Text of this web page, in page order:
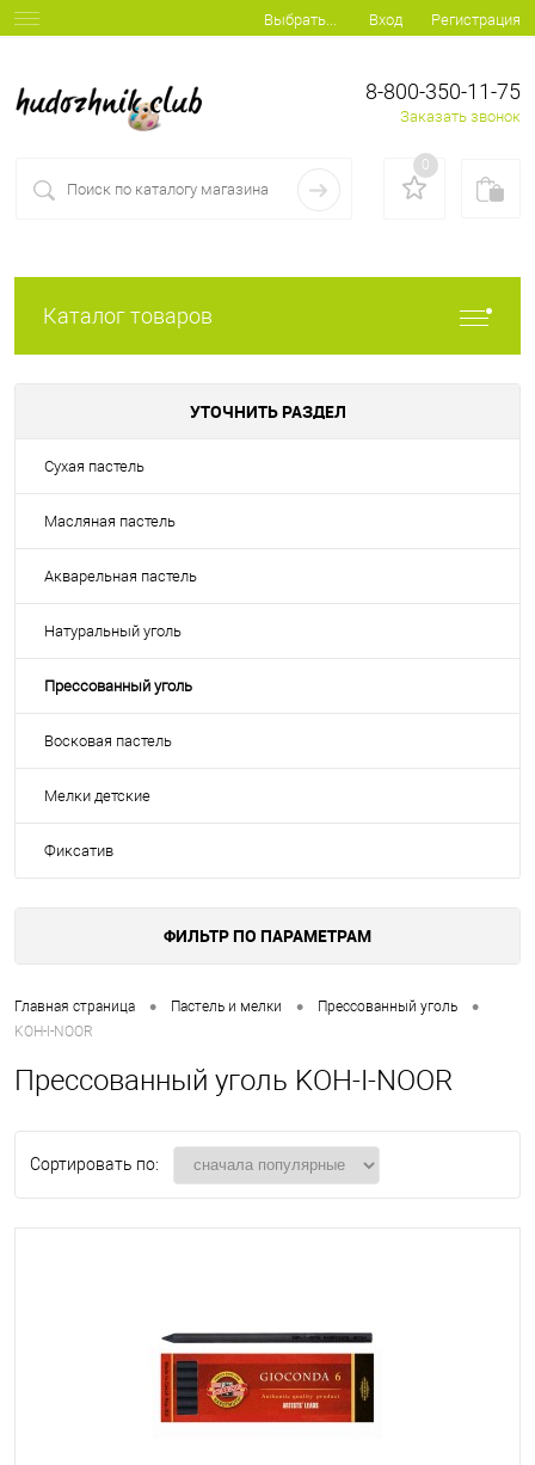
Выбрать... Вход Регистрация
8-800-350-11-75
Заказать звонок
0
Каталог товаров
УТОЧНИТЬ РАЗДЕЛ
Сухая пастель
Масляная пастель
Акварельная пастель
Натуральный уголь
Прессованный уголь
Восковая пастель
Мелки детские
Фиксатив
ФИЛЬТР ПО ПАРАМЕТРАМ
Главная страница • Пастель и мелки • Прессованный уголь •
KOH-I-NOOR
Прессованный уголь KOH-I-NOOR
Сортировать по: